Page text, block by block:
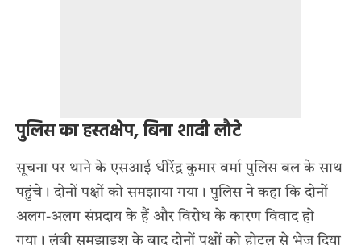
पुलिस का हस्तक्षेप, बिना शादी लौटे
सूचना पर थाने के एसआई धीरेंद्र कुमार वर्मा पुलिस बल के साथ
पहुंचे। दोनों पक्षों को समझाया गया। पुलिस ने कहा कि दोनों
अलग-अलग संप्रदाय के हैं और विरोध के कारण विवाद हो
गया। लंबी समझाइश के बाद दोनों पक्षों को होटल से भेज दिया